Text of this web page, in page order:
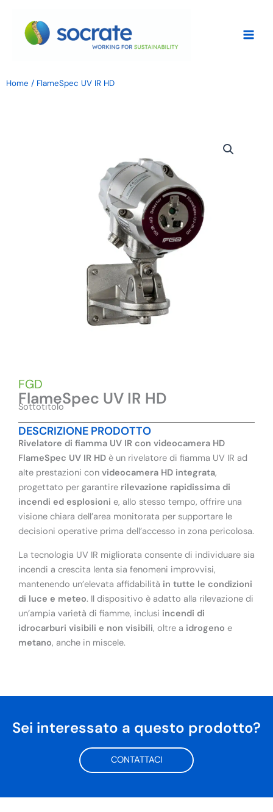
contenuto
Home / FlameSpec UV IR HD
FGD
FlameSpec UV IR HD
Sottotitolo
DESCRIZIONE PRODOTTO
Rivelatore di fiamma UV IR con videocamera HD
FlameSpec UV IR HD è un rivelatore di fiamma UV IR ad
alte prestazioni con videocamera HD integrata,
progettato per garantire rilevazione rapidissima di
incendi ed esplosioni e, allo stesso tempo, offrire una
visione chiara dell’area monitorata per supportare le
decisioni operative prima dell’accesso in zona pericolosa.
La tecnologia UV IR migliorata consente di individuare sia
incendi a crescita lenta sia fenomeni improvvisi,
mantenendo un’elevata affidabilità in tutte le condizioni
di luce e meteo. Il dispositivo è adatto alla rilevazione di
un’ampia varietà di fiamme, inclusi incendi di
idrocarburi visibili e non visibili, oltre a idrogeno e
metano, anche in miscele.
Sei interessato a questo prodotto?
CONTATTACI